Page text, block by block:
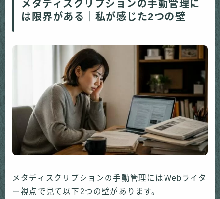
メタディスクリプションの手動管理に
は限界がある｜私が感じた2つの壁
メタディスクリプションの手動管理にはWebライタ
ー視点で見て以下2つの壁があります。